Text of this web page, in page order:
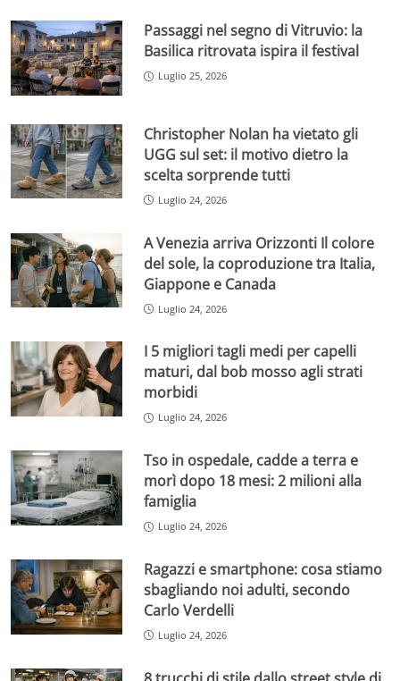
Passaggi nel segno di Vitruvio: la
Basilica ritrovata ispira il festival
Luglio 25, 2026
Christopher Nolan ha vietato gli
UGG sul set: il motivo dietro la
scelta sorprende tutti
Luglio 24, 2026
A Venezia arriva Orizzonti Il colore
del sole, la coproduzione tra Italia,
Giappone e Canada
Luglio 24, 2026
I 5 migliori tagli medi per capelli
maturi, dal bob mosso agli strati
morbidi
Luglio 24, 2026
Tso in ospedale, cadde a terra e
morì dopo 18 mesi: 2 milioni alla
famiglia
Luglio 24, 2026
Ragazzi e smartphone: cosa stiamo
sbagliando noi adulti, secondo
Carlo Verdelli
Luglio 24, 2026